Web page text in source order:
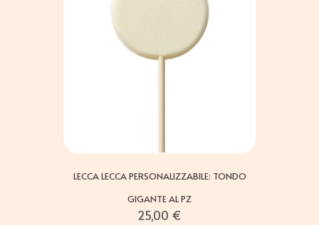
LECCA LECCA PERSONALIZZABILE: TONDO
GIGANTE AL PZ
25,00 €